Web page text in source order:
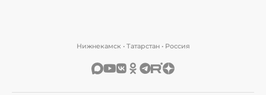
Нижнекамск • Татарстан • Россия